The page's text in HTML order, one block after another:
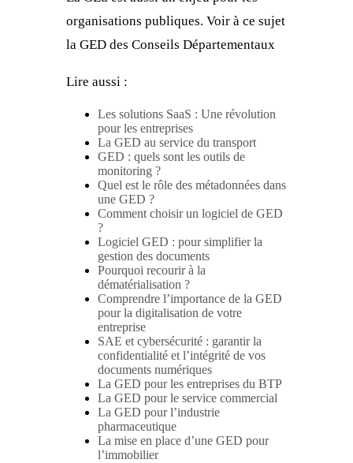
organisations publiques. Voir à ce sujet
la GED des Conseils Départementaux
Lire aussi :
Les solutions SaaS : Une révolution
pour les entreprises
La GED au service du transport
GED : quels sont les outils de
monitoring ?
Quel est le rôle des métadonnées dans
une GED ?
Comment choisir un logiciel de GED
?
Logiciel GED : pour simplifier la
gestion des documents
Pourquoi recourir à la
dématérialisation ?
Comprendre l’importance de la GED
pour la digitalisation de votre
entreprise
SAE et cybersécurité : garantir la
confidentialité et l’intégrité de vos
documents numériques
La GED pour les entreprises du BTP
La GED pour le service commercial
La GED pour l’industrie
pharmaceutique
La mise en place d’une GED pour
l’immobilier